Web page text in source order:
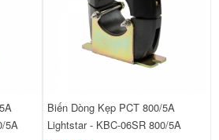
5A
Biến Dòng Kẹp PCT 800/5A
Lightstar - KBC-06SR 800/5A